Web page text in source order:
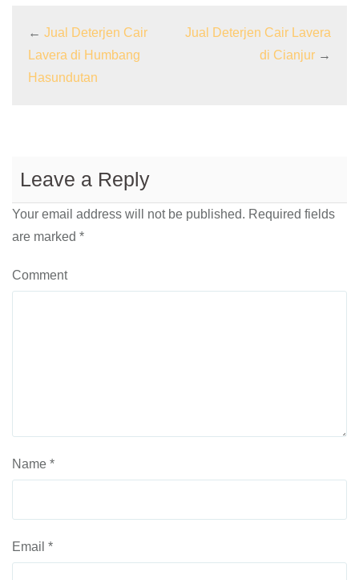
← Jual Deterjen Cair
Lavera di Humbang
Hasundutan
Jual Deterjen Cair Lavera
di Cianjur →
Leave a Reply
Your email address will not be published. Required fields
are marked *
Comment
Name *
Email *